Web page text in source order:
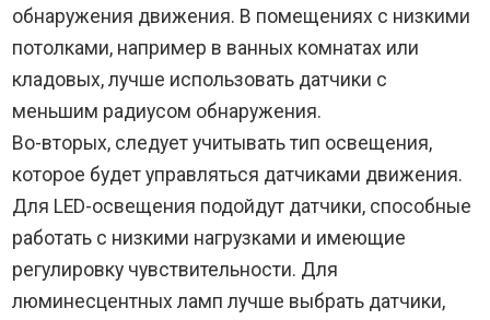
обнаружения движения. В помещениях с низкими
потолками, например в ванных комнатах или
кладовых, лучше использовать датчики с
меньшим радиусом обнаружения.
Во-вторых, следует учитывать тип освещения,
которое будет управляться датчиками движения.
Для LED-освещения подойдут датчики, способные
работать с низкими нагрузками и имеющие
регулировку чувствительности. Для
люминесцентных ламп лучше выбрать датчики,